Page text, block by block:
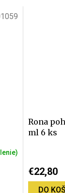
Rona
ml 6 ks
€22,80
DO